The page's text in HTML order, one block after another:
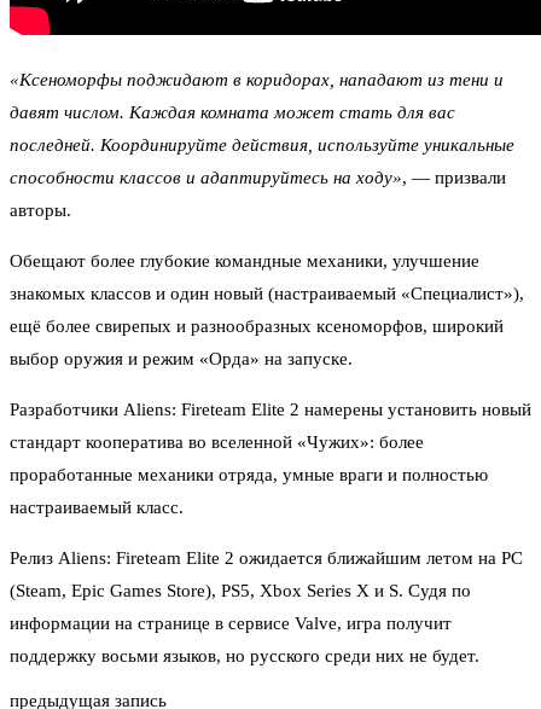
«Ксеноморфы поджидают в коридорах, нападают из тени и
давят числом. Каждая комната может стать для вас
последней. Координируйте действия, используйте уникальные
способности классов и адаптируйтесь на ходу», — призвали
авторы.
Обещают более глубокие командные механики, улучшение
знакомых классов и один новый (настраиваемый «Специалист»),
ещё более свирепых и разнообразных ксеноморфов, широкий
выбор оружия и режим «Орда» на запуске.
Разработчики Aliens: Fireteam Elite 2 намерены установить новый
стандарт кооператива во вселенной «Чужих»: более
проработанные механики отряда, умные враги и полностью
настраиваемый класс.
Релиз Aliens: Fireteam Elite 2 ожидается ближайшим летом на PC
(Steam, Epic Games Store), PS5, Xbox Series X и S. Судя по
информации на странице в сервисе Valve, игра получит
поддержку восьми языков, но русского среди них не будет.
предыдущая запись